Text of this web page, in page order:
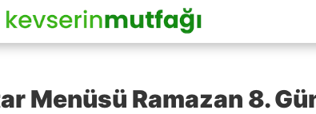
Menüsü Ramazan 8.